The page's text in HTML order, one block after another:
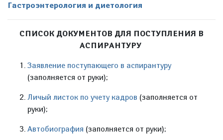
Гастроэнтерология и диетология
СПИСОК ДОКУМЕНТОВ ДЛЯ ПОСТУПЛЕНИЯ В
АСПИРАНТУРУ
Заявление поступающего в аспирантуру
(заполняется от руки);
Личый листок по учету кадров (заполняется от
руки);
Автобиография (заполняется от руки);